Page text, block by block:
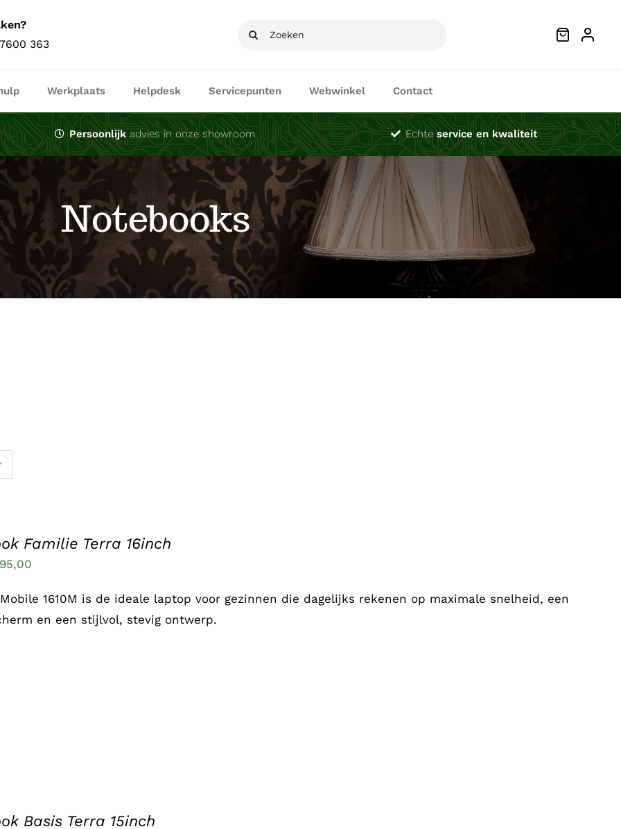
363
Zoeken
Werkplaats Helpdesk Servicepunten Webwinkel Contact
Persoonlijkadvies in onze showroom Echteservice en kwaliteit
Notebooks
Familie Terra 16inch
1610M is de ideale laptop voor gezinnen die dagelijks rekenen op maximale snelheid, een
en een stijlvol, stevig ontwerp.
Basis Terra 15inch